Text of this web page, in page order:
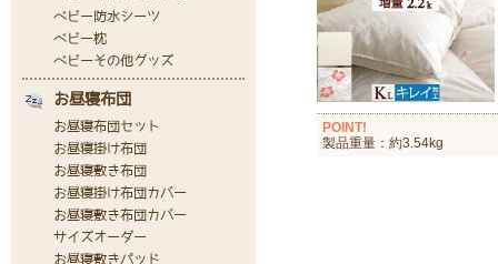
POINT!
製品重量：約3.54kg